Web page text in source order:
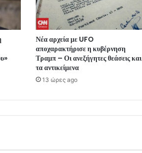
Νέα αρχεία με UFO
αποχαρακτήρισε η κυβέρνηση
Τραμπ – Οι ανεξήγητες θεάσεις και
τα αντικείμενα
13 ώρες ago